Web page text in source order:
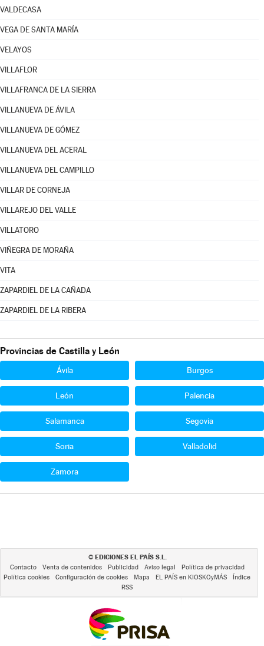
VALDECASA
VEGA DE SANTA MARÍA
VELAYOS
VILLAFLOR
VILLAFRANCA DE LA SIERRA
VILLANUEVA DE ÁVILA
VILLANUEVA DE GÓMEZ
VILLANUEVA DEL ACERAL
VILLANUEVA DEL CAMPILLO
VILLAR DE CORNEJA
VILLAREJO DEL VALLE
VILLATORO
VIÑEGRA DE MORAÑA
VITA
ZAPARDIEL DE LA CAÑADA
ZAPARDIEL DE LA RIBERA
Provincias de Castilla y León
Ávila Burgos
León Palencia
Salamanca Segovia
Soria Valladolid
Zamora
© EDICIONES EL PAÍS S.L.
Contacto Venta de contenidos Publicidad Aviso legal
Política de privacidad
Política cookies
Configuración de cookies Mapa EL PAÍS en KIOSKOyMÁS
Índice
RSS